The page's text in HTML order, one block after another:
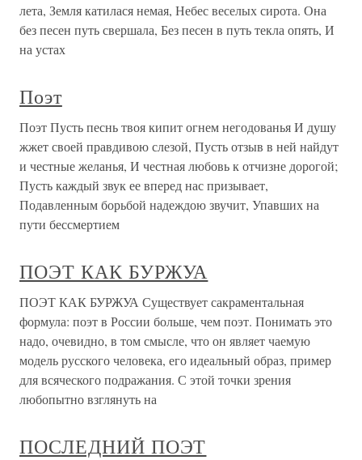
лета, Земля катилася немая, Небес веселых сирота. Она
без песен путь свершала, Без песен в путь текла опять, И
на устах
Поэт
Поэт Пусть песнь твоя кипит огнем негодованья И душу
жжет своей правдивою слезой, Пусть отзыв в ней найдут
и честные желанья, И честная любовь к отчизне дорогой;
Пусть каждый звук ее вперед нас призывает,
Подавленным борьбой надеждою звучит, Упавших на
пути бессмертием
ПОЭТ КАК БУРЖУА
ПОЭТ КАК БУРЖУА Существует сакраментальная
формула: поэт в России больше, чем поэт. Понимать это
надо, очевидно, в том смысле, что он являет чаемую
модель русского человека, его идеальный образ, пример
для всяческого подражания. С этой точки зрения
любопытно взглянуть на
ПОСЛЕДНИЙ ПОЭТ